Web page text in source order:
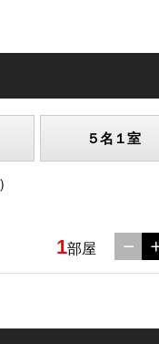
５名１室
1部屋